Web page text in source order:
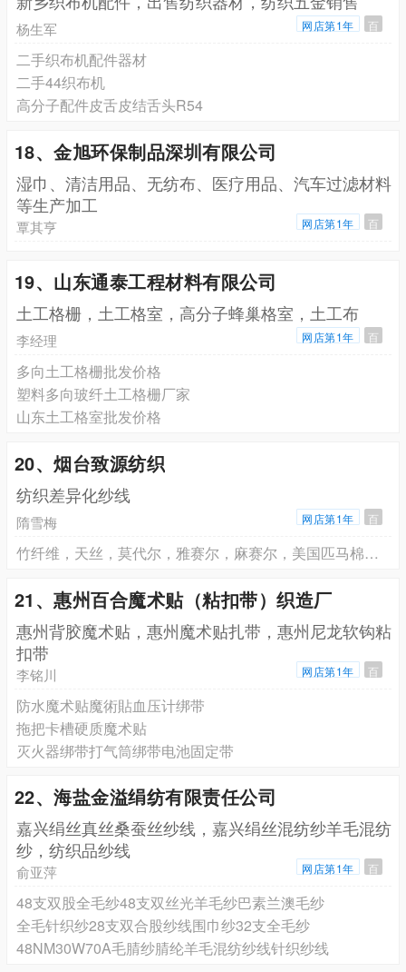
杨生军 网店第1年 百
二手织布机配件器材
二手44织布机
高分子配件皮舌皮结舌头R54
18、金旭环保制品深圳有限公司
湿巾、清洁用品、无纺布、医疗用品、汽车过滤材料
等生产加工
覃其亨 网店第1年 百
19、山东通泰工程材料有限公司
土工格栅，土工格室，高分子蜂巢格室，土工布
李经理 网店第1年 百
多向土工格栅批发价格
塑料多向玻纤土工格栅厂家
山东土工格室批发价格
20、烟台致源纺织
纺织差异化纱线
隋雪梅 网店第1年 百
竹纤维，天丝，莫代尔，雅赛尔，麻赛尔，美国匹马棉，埃及长绒棉，新疆长绒棉，有机棉，阻燃纱，吸湿排汗纱，芦荟纤维，薄荷纤维，艾草纤维，板蓝根纤维
21、惠州百合魔术贴（粘扣带）织造厂
惠州背胶魔术贴，惠州魔术贴扎带，惠州尼龙软钩粘
扣带
李铭川 网店第1年 百
防水魔术贴魔術貼血压计绑带
拖把卡槽硬质魔术贴
灭火器绑带打气筒绑带电池固定带
22、海盐金溢绢纺有限责任公司
嘉兴绢丝真丝桑蚕丝纱线，嘉兴绢丝混纺纱羊毛混纺
纱，纺织品纱线
俞亚萍 网店第1年 百
48支双股全毛纱48支双丝光羊毛纱巴素兰澳毛纱
全毛针织纱28支双合股纱线围巾纱32支全毛纱
48NM30W70A毛腈纱腈纶羊毛混纺纱线针织纱线